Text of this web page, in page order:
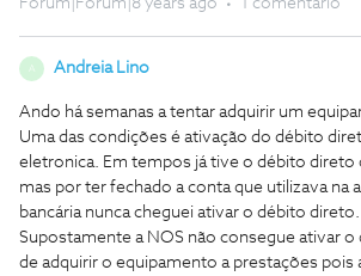
Forum|Forum|8 years ago 1 comentário
A Andreia Lino
Ando há semanas a tentar adquirir um
Uma das condições é ativação do débito
eletronica. Em tempos já tive o débito direto
mas por ter fechado a conta que utilizava na
bancária nunca cheguei ativar o débito direto.
Supostamente a NOS não consegue ativar
de adquirir o equipamento a prestações pois